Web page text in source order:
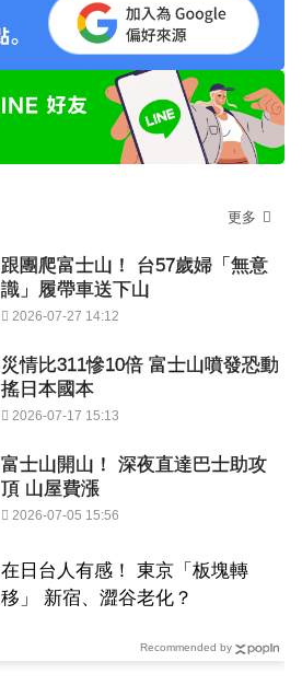
更多
跟團爬富士山！ 台57歲婦「無意
識」履帶車送下山
2026-07-27 14:12
災情比311慘10倍 富士山噴發恐動
搖日本國本
2026-07-17 15:13
富士山開山！ 深夜直達巴士助攻
頂 山屋費漲
2026-07-05 15:56
在日台人有感！ 東京「板塊轉
移」 新宿、澀谷老化？
Recommended by